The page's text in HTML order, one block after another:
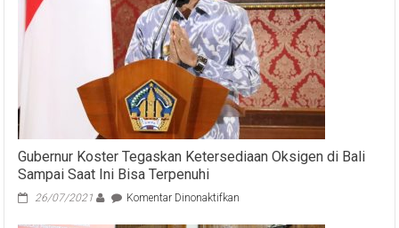
Gubernur Koster Tegaskan Ketersediaan Oksigen di Bali
Sampai Saat Ini Bisa Terpenuhi
26/07/2021 Komentar Dinonaktifkan